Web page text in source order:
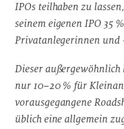
IPOs teilhaben zu
seinem eigenen IPO 35
Privatanlegerinnen und
Dieser
nur 10–20 % für
vorausgegangene
üblich eine allgemein